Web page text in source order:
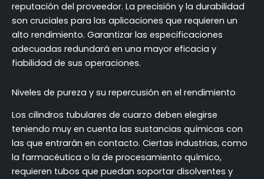
reputación del proveedor. La precisión y la durabilidad
son cruciales para las aplicaciones que requieren un
alto rendimiento. Garantizar las especificaciones
adecuadas redundará en una mayor eficacia y
fiabilidad de sus operaciones.
Niveles de pureza y su repercusión en el rendimiento
Los cilindros tubulares de cuarzo deben elegirse
teniendo muy en cuenta las sustancias químicas con
las que entrarán en contacto. Ciertas industrias, como
la farmacéutica o la de procesamiento químico,
requieren tubos que puedan soportar disolventes y